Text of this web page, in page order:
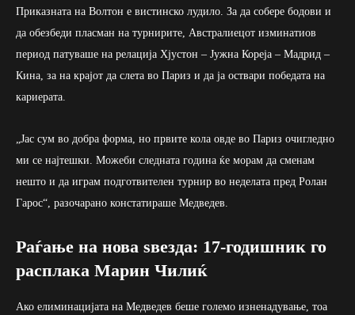
Приказната на Волтон е вистинско лудило. За да собере бодови и
да обезбеди пласман на турнирите, Австралиецот изминатиов
период патуваше на релација Хјустон – Јужна Кореја – Мадрид –
Кина, за на крајот да слета во Париз и да ја оствари победата на
кариерата.
„Јас сум во добра форма, но првите кола овде во Париз очигледно
ми се најтешки. Можеби следната година ќе морам да сменам
нешто и да играм подготвителен турнир во неделата пред Ролан
Гарос“, разочарано констатираше Медведев.
Раѓање на нова ѕвезда: 17-годишник го
расплака Марин Чилиќ
Ако елиминацијата на Медведев беше големо изненадување, тоа